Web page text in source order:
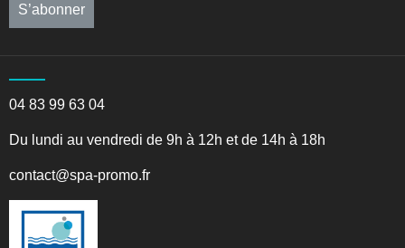
S’abonner
04 83 99 63 04
Du lundi au vendredi de 9h à 12h et de 14h à 18h
contact@spa-promo.fr